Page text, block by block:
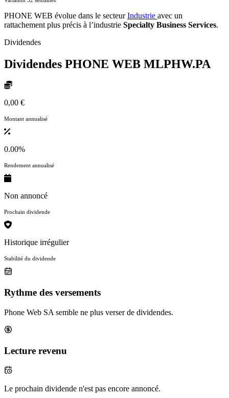
PHONE WEB évolue dans le secteurIndustrie avec un
rattachement plus précis à l’industrie Specialty Business Services.
Dividendes
Dividendes PHONE WEB MLPHW.PA
0,00 €
Montant annualisé
0.00%
Rendement annualisé
Non annoncé
Prochain dividende
Historique irrégulier
Stabilité du dividende
Rythme des versements
Phone Web SA semble ne plus verser de dividendes.
Lecture revenu
Le prochain dividende n'est pas encore annoncé.